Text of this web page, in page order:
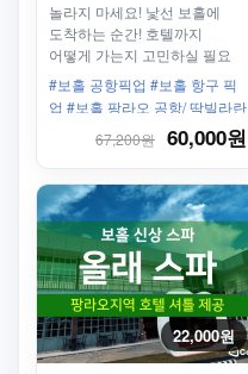
놀라지 마세요! 낯선 보홀에
도착하는 순간! 호텔까지
어떻게 가는지 고민하실 필요
없습니다. 미스터세부의 단독
픽업서비스를 이용하세요!
#보홀 공항픽업 #보홀 항구 픽
업 #보홀 팡라오 공항/ 딱빌라란
공항 #딱빌라란 픽업 #단독밴 #
단독택시 #왕복
67,200원 60,000원
22,000원